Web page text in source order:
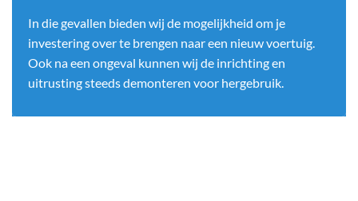
In die gevallen bieden wij de mogelijkheid om je
investering over te brengen naar een nieuw voertuig.
Ook na een ongeval kunnen wij de inrichting en
uitrusting steeds demonteren voor hergebruik.